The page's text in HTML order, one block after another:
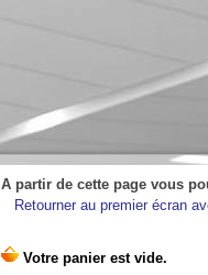
A partir de cette page vous
Retourner au premier écran